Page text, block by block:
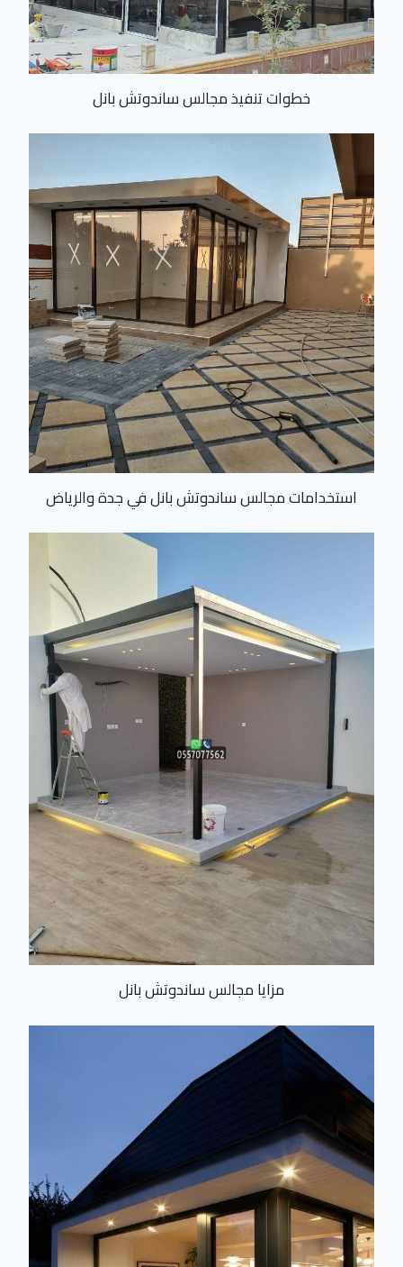
خطوات تنفيذ مجالس ساندوتش بانل
استخدامات مجالس ساندوتش بانل في جدة والرياض
مزايا مجالس ساندوتش بانل